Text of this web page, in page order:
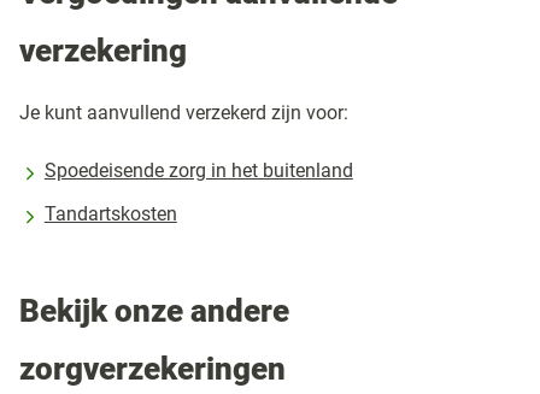
verzekering
Je kunt aanvullend verzekerd zijn voor:
Spoedeisende zorg in het buitenland
Tandartskosten
Bekijk onze andere
zorgverzekeringen